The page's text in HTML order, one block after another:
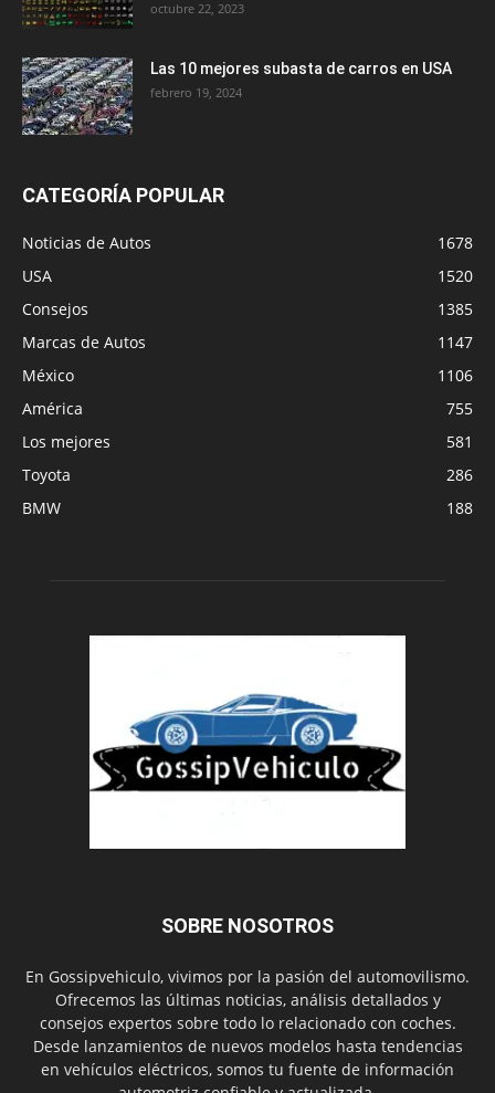
octubre 22, 2023
Las 10 mejores subasta de carros en USA
febrero 19, 2024
CATEGORÍA POPULAR
Noticias de Autos
1678
USA
1520
Consejos
1385
Marcas de Autos
1147
México
1106
América
755
Los mejores
581
Toyota
286
BMW
188
SOBRE NOSOTROS
En Gossipvehiculo, vivimos por la pasión del automovilismo.
Ofrecemos las últimas noticias, análisis detallados y
consejos expertos sobre todo lo relacionado con coches.
Desde lanzamientos de nuevos modelos hasta tendencias
en vehículos eléctricos, somos tu fuente de información